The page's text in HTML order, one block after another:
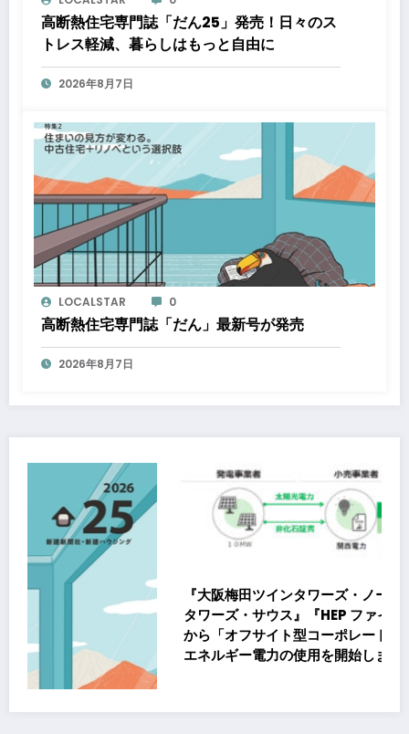
高断熱住宅専門誌「だん25」発売！日々のス
トレス軽減、暮らしはもっと自由に
2026年8月7日
LOCALSTAR 0
高断熱住宅専門誌「だん」最新号が発売
2026年8月7日
『大阪梅田ツインタワーズ・ノース』『大阪梅田ツイン
タワーズ・サウス』『HEP ファイブ』において8月下旬
から「オフサイト型コーポレートPPA」による再生可能
エネルギー電力の使用を開始します